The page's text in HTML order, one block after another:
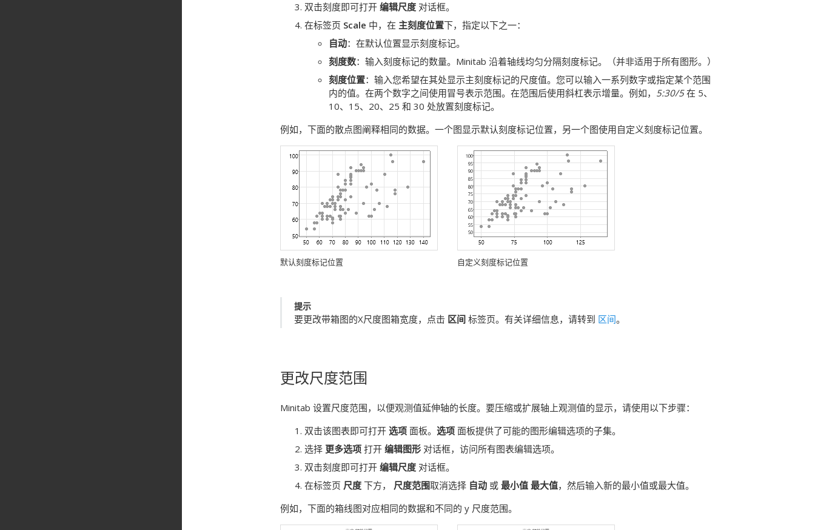
双击刻度即可打开 编辑尺度 对话框。
在标签页 Scale 中，在 主刻度位置下，指定以下之一：
自动：在默认位置显示刻度标记。
刻度数：输入刻度标记的数量。Minitab 沿着轴线均匀分隔刻度标记。（并非适用于所有图形。）
刻度位置：输入您希望在其处显示主刻度标记的尺度值。您可以输入一系列数字或指定某个范围
内的值。在两个数字之间使用冒号表示范围。在范围后使用斜杠表示增量。例如， 5:30/5在 5、
10、15、20、25 和 30 处放置刻度标记。
例如，下面的散点图阐释相同的数据。一个图显示默认刻度标记位置，另一个图使用自定义刻度标记位置。
默认刻度标记位置 自定义刻度标记位置
提示
要更改带箱图的X尺度图箱宽度，点击 区间 标签页。有关详细信息，请转到 区间。
更改尺度范围
Minitab 设置尺度范围，以便观测值延伸轴的长度。要压缩或扩展轴上观测值的显示，请使用以下步骤：
双击该图表即可打开 选项 面板。 选项 面板提供了可能的图形编辑选项的子集。
选择 更多选项 打开 编辑图形 对话框，访问所有图表编辑选项。
双击刻度即可打开 编辑尺度 对话框。
在标签页 尺度 下方， 尺度范围取消选择 自动 或 最小值 最大值，然后输入新的最小值或最大值。
例如，下面的箱线图对应相同的数据和不同的 y 尺度范围。